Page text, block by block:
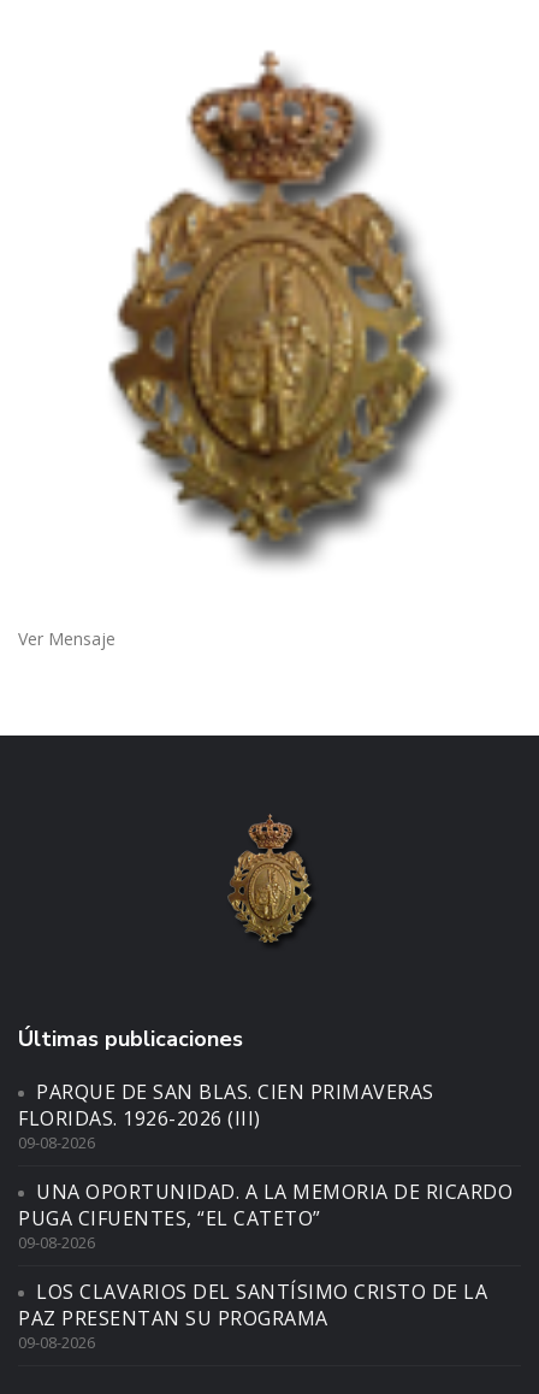
Ver Mensaje
Últimas publicaciones
PARQUE DE SAN BLAS. CIEN PRIMAVERAS
FLORIDAS. 1926-2026 (III)
09-08-2026
UNA OPORTUNIDAD. A LA MEMORIA DE RICARDO
PUGA CIFUENTES, “EL CATETO”
09-08-2026
LOS CLAVARIOS DEL SANTÍSIMO CRISTO DE LA
PAZ PRESENTAN SU PROGRAMA
09-08-2026